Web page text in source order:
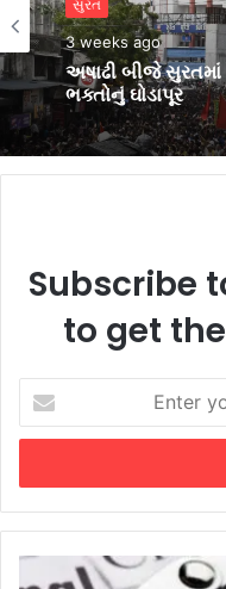
સુરત
3 weeks ago
અષાઢી બીજે
સુરત
May 10, 2026
સુરત જૈન સંઘના
સમાધિ વરેલા
Subscribe
to get
your
Email